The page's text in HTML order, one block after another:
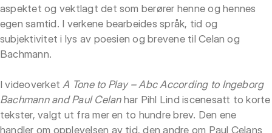
aspektet og vektlagt det som berører henne og hennes
egen samtid. I verkene bearbeides språk, tid og
subjektivitet i lys av poesien og brevene til Celan og
Bachmann.
I videoverket A Tone to Play – Abc According to Ingeborg
Bachmann and Paul Celanhar Pihl Lind iscenesatt to korte
tekster, valgt ut fra mer en to hundre brev. Den ene
handler om opplevelsen av tid, den andre om Paul Celans